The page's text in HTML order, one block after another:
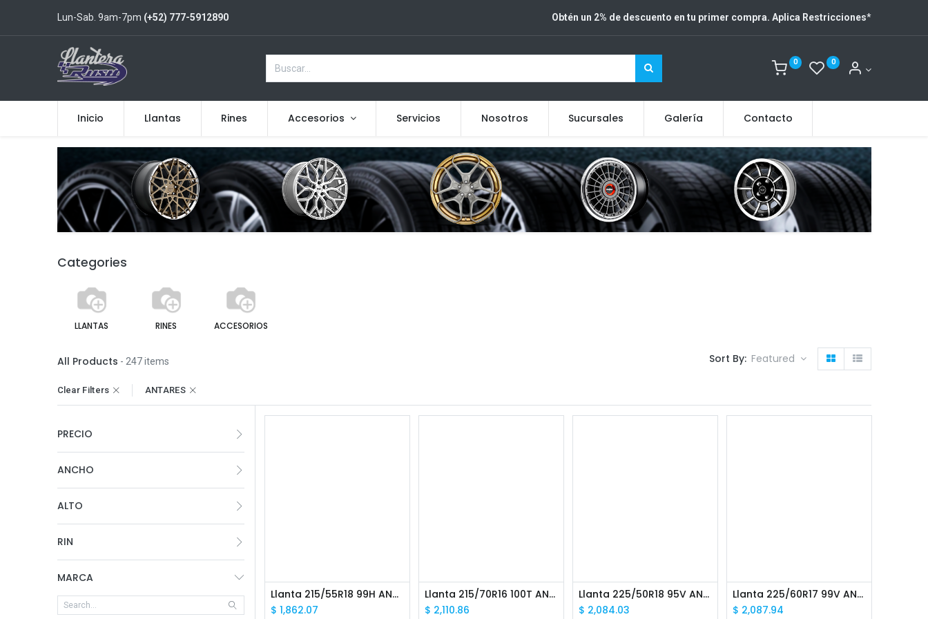
Lun-Sab. 9am-7pm (+52) 777-5912890 Obtén un 2% de descuento en tu primer compra. Aplica Restricciones*
0 0
Inicio Llantas Rines Accesorios Servicios Nosotros Sucursales Galería Contacto
Categories
LLANTAS RINES ACCESORIOS
All Products - 247 items Sort By: Featured
Clear Filters ANTARES
PRECIO
ANCHO
ALTO
RIN
MARCA
Llanta 215/55R18 99H ANTARES COMFORT A5 AUTO
$1,862.07
Llanta 215/70R16 100T ANTARES COMFORT A5 AUTO
$ 2,110.86
Llanta 225/50R18 95V ANTARES COMFORT A5 AUTO
$ 2,084.03
Llanta 225/60R17 99V ANTARES COMFORT A5 AUTO
$ 2,087.94